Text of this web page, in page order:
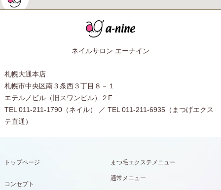
ネイルサロン エーナイン
札幌大通本店
札幌市中央区南３条西３丁目８－１
エテルノビル（旧スワンビル）２F
TEL 011-211-1790（ネイル） ／ TEL 011-211-6935（まつげエクス
テ直通）
トップページ
コンセプト
まつ毛エクステメニュー
通常メニュー